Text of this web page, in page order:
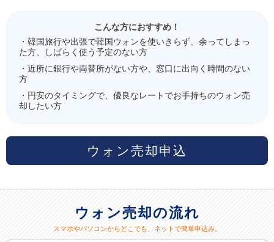
こんな方におすすめ！
・韓国旅行や出張で韓国ウォンを使いきらず、余ってしまっ
た方、しばらく使う予定のない方
・近所に銀行や両替所がない方や、窓口に出向く時間のない
方
・円安のタイミングで、優良なレートでお手持ちのウォン売
却したい方
ウォン売却申込
ウォン売却の流れ
スマホやパソコンからどこでも、ネットで簡単申込み。